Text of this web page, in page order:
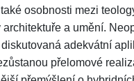
osobnosti mezi
a umění.
adekvátní
přelomové